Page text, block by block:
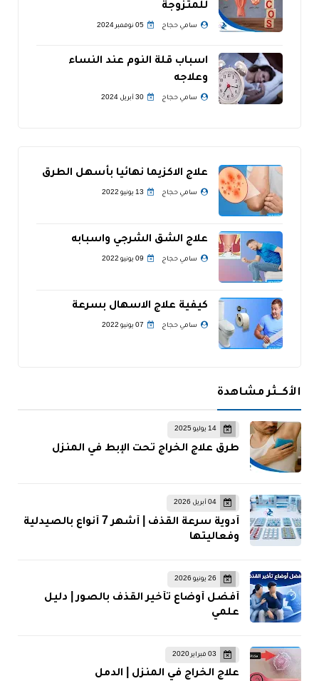
للمتزوجة
سامي حجاج 05 نوفمبر 2024
اسباب قلة النوم عند النساء
وعلاجه
سامي حجاج 30 أبريل 2024
علاج الاكزيما نهائيا بأسهل الطرق
سامي حجاج 13 يونيو 2022
علاج الشق الشرجي واسبابه
سامي حجاج 09 يونيو 2022
كيفية علاج الاسهال بسرعة
سامي حجاج 07 يونيو 2022
الأكــثر مشاهدة
14 يوليو 2025
طرق علاج الخراج تحت الإبط في المنزل
04 أبريل 2026
أدوية سرعة القذف | أشهر 7 أنواع بالصيدلية
وفعاليتها
26 يونيو 2026
أفضل أوضاع تأخير القذف بالصور | دليل
علمي
03 فبراير 2020
علاج الخراج في المنزل | الدمل